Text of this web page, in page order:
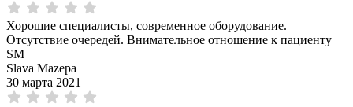
Хорошие специалисты, современное оборудование.
Отсутствие очередей. Внимательное отношение к пациенту
SM
Slava Mazepa
30 марта 2021